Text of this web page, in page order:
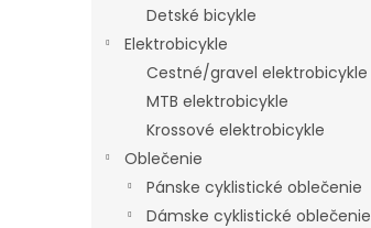
Detské bicykle
Elektrobicykle
Cestné/gravel elektrobicykle
MTB elektrobicykle
Krossové elektrobicykle
Oblečenie
Pánske cyklistické oblečenie
Dámske cyklistické oblečenie